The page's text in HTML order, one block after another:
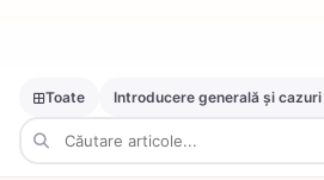
Toate Introducere generală și